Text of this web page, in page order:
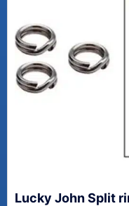
Lucky John Split